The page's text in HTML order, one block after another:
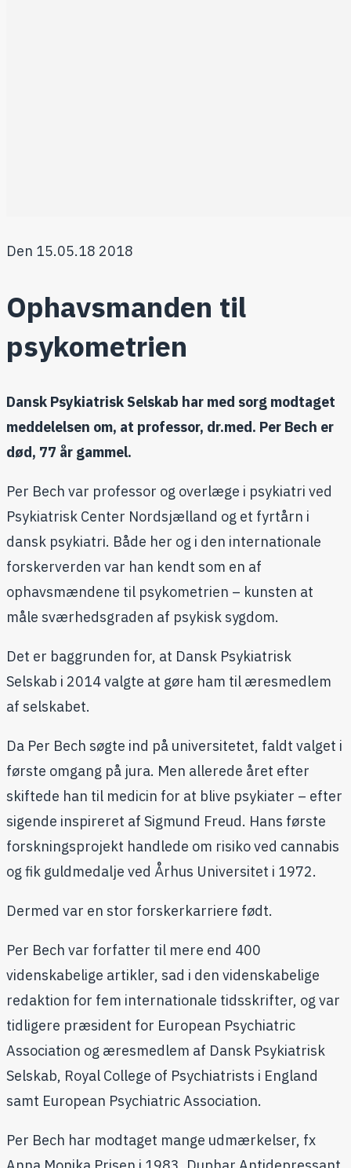
Den 15.05.18 2018
Ophavsmanden til
psykometrien
Dansk Psykiatrisk Selskab har med sorg modtaget
meddelelsen om, at professor, dr.med. Per Bech er
død, 77 år gammel.
Per Bech var professor og overlæge i psykiatri ved
Psykiatrisk Center Nordsjælland og et fyrtårn i
dansk psykiatri. Både her og i den internationale
forskerverden var han kendt som en af
ophavsmændene til psykometrien – kunsten at
måle sværhedsgraden af psykisk sygdom.​
Det er baggrunden for, at Dansk Psykiatrisk
Selskab i 2014 valgte at gøre ham til æresmedlem
af selskabet.
Da Per Bech søgte ind på universitetet, faldt valget i
første omgang på jura. Men allerede året efter
skiftede han til medicin for at blive psykiater – efter
sigende inspireret af Sigmund Freud. Hans første
forskningsprojekt handlede om risiko ved cannabis
og fik guldmedalje ved Århus Universitet i 1972.
Dermed var en stor forskerkarriere født.
Per Bech var forfatter til mere end 400
videnskabelige artikler, sad i den videnskabelige
redaktion for fem internationale tidsskrifter, og var
tidligere præsident for European Psychiatric
Association og æresmedlem af Dansk Psykiatrisk
Selskab, Royal College of Psychiatrists i England
samt European Psychiatric Association.
Per Bech har modtaget mange udmærkelser, fx